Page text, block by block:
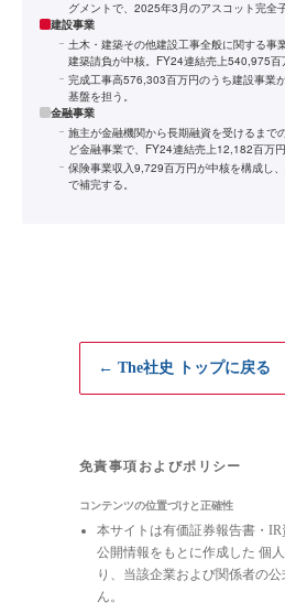
グメントで、2025年3月のアスコット完全
建設事業
土木・建築その他建設工事全般に関する事
建築請負が中核。FY24連結売上540,975百
完成工事高576,303百万円のうち建設事業
基盤を担う。
金融事業
施主が金融機関から長期融資を受けるまで
ど金融事業で、FY24連結売上12,182百万円
保険事業収入9,729百万円が中核を構成し
で補完する。
← The社史 トップに戻る
免責事項およびポリシー
コンテンツの位置づけと正確性
本サイトは有価証券報告書・
公開情報をもとに作成した 個
り、当該企業および関係者の
ん。